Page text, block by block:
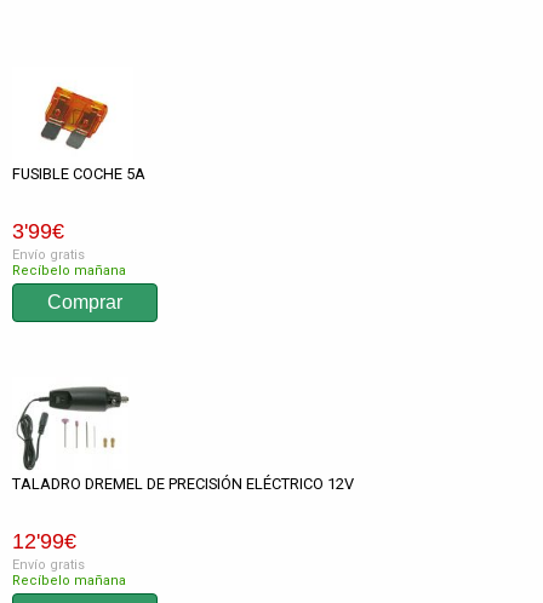
FUSIBLE COCHE 5A
3'99€
Envío gratis
Recíbelo mañana
TALADRO DREMEL DE PRECISIÓN ELÉCTRICO 12V
12'99€
Envío gratis
Recíbelo mañana